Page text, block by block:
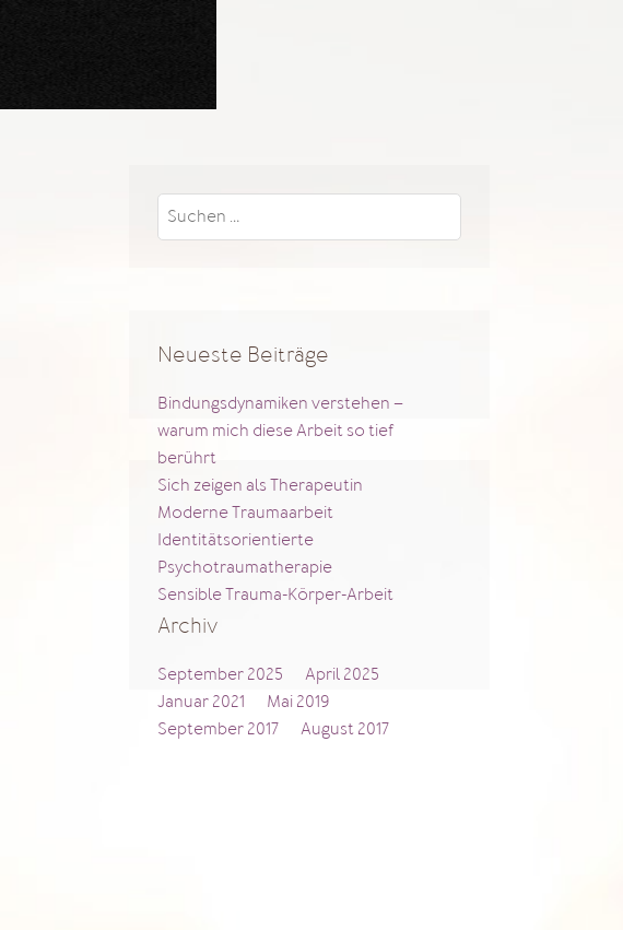
Suchen
nach:
Neueste Beiträge
Bindungsdynamiken verstehen –
warum mich diese Arbeit so tief
berührt
Sich zeigen als Therapeutin
Moderne Traumaarbeit
Identitätsorientierte
Psychotraumatherapie
Sensible Trauma-Körper-Arbeit
Archiv
September 2025
April 2025
Januar 2021
Mai 2019
September 2017
August 2017